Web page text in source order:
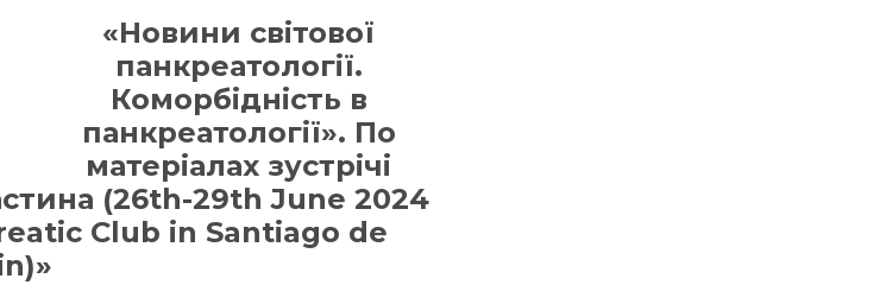
«Новини світової
панкреатології.
Коморбідність в
панкреатології». По
матеріалах зустрічі
(26th-29th June 2024
Club in Santiago de